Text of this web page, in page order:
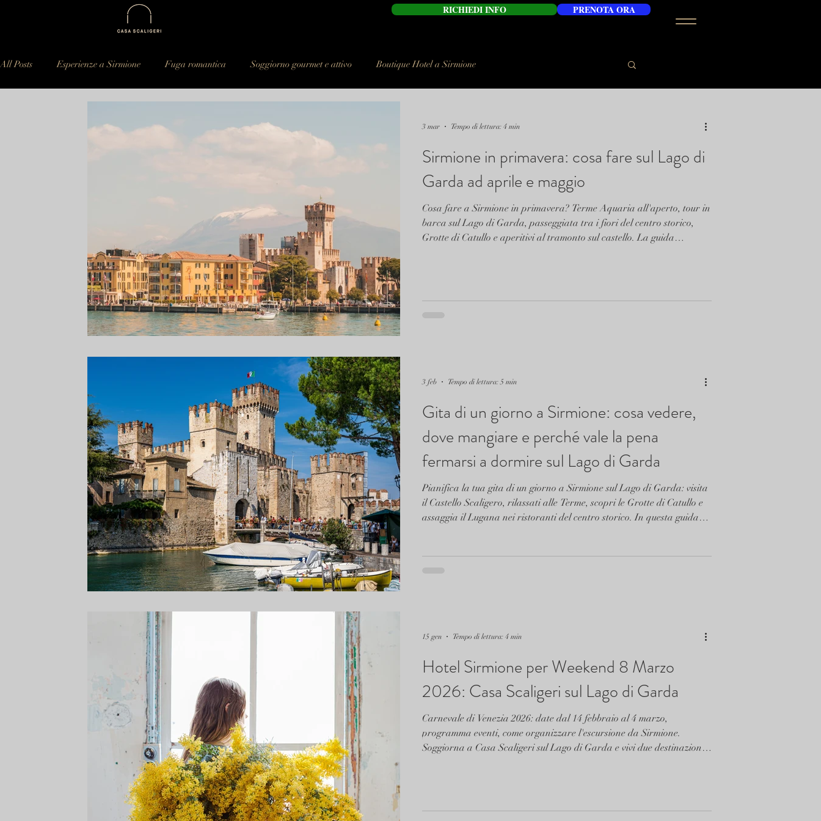
RICHIEDI INFO PRENOTA ORA
All Posts Esperienze a Sirmione Fuga romantica Soggiorno gourmet e attivo Boutique Hotel a Sirmione
Sirmione in primavera: cosa fare sul Lago di
Garda ad aprile e maggio
Cosa fare a Sirmione in primavera? Terme Aquaria all'aperto, tour in
barca sul Lago di Garda, passeggiata tra i fiori del centro storico,
Grotte di Catullo e aperitivi al tramonto sul castello. La guida
3 mar Tempo di lettura: 4 min
Gita di un giorno a Sirmione: cosa vedere,
dove mangiare e perché vale la pena
fermarsi a dormire sul Lago di Garda
Pianifica la tua gita di un giorno a Sirmione sul Lago di Garda: visita
il Castello Scaligero, rilassati alle Terme, scopri le Grotte di Catullo e
assaggia il Lugana nei ristoranti del centro storico. In questa guida
3 feb Tempo di lettura: 5 min
Hotel Sirmione per Weekend 8 Marzo
2026: Casa Scaligeri sul Lago di Garda
Carnevale di Venezia 2026: date dal 14 febbraio al 4 marzo,
programma eventi, come organizzare l'escursione da Sirmione.
Soggiorna a Casa Scaligeri sul Lago di Garda e vivi due destinazioni
15 gen Tempo di lettura: 4 min